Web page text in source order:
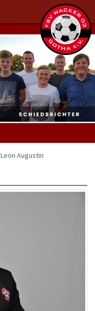
Leon Augustin